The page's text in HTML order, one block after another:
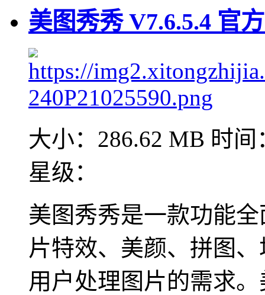
美图秀秀 V7.6.5.4 官
大小：286.62 MB 时间
星级：
美图秀秀是一款功能
片特效、美颜、拼图
用户处理图片的需求